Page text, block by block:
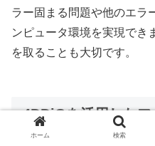
ラー固まる問題や他のエラ
ンピュータ環境を実現でき
を取ることも大切です。
4DDiGを活用した
ホーム 検索